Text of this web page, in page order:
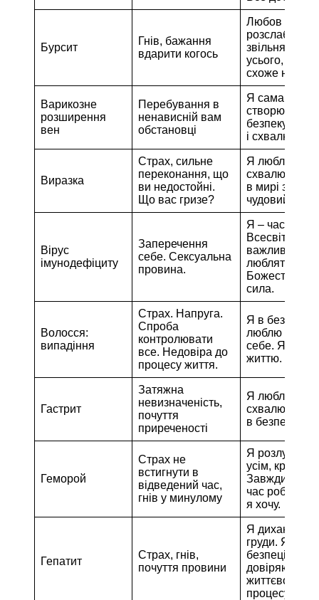
Бурсит
Гнів, бажання
вдарити когось
Любов
розслабляє і
звільняє від
усього, що не
схоже на неї.
Варикозне
розширення
вен
Перебування в
ненависній вам
обстановці
Я сама (сам)
створюю собі
безпеку. Я
і схвалюю
Виразка
Страх, сильне
переконання, що
ви недостойні.
Що вас гризе?
Я люблю і
схвалюю
в мирі з
чудовий.
Вірус
імунодефіциту
Заперечення
себе. Сексуальна
провина.
Я – частина
Всесвіту. Я
важливий і
люблять
Божественна
сила.
Волосся:
випадіння
Страх. Напруга.
Спроба
контролювати
все. Недовіра до
процесу життя.
Я в безпеці.
люблю і
себе. Я
життю.
Гастрит
Затяжна
невизначеність,
почуття
приреченості
Я люблю і
схвалюю
в безпеці.
Геморой
Страх не
встигнути в
відведений час,
гнів у минулому
Я
усім, крім
Завжди є
час робити
я хочу.
Гепатит
Страх, гнів,
почуття провини
Я дихаю на
груди. Я в
безпеці. Я
довіряю
життєвому
процесу.